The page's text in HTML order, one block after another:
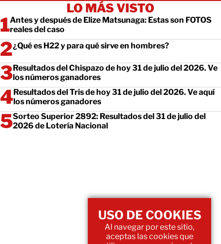
LO MÁS VISTO
Antes y después de Elize Matsunaga: Estas son FOTOS
reales del caso
¿Qué es H22 y para qué sirve en hombres?
Resultados del Chispazo de hoy 31 de julio del 2026. Ve
los números ganadores
Resultados del Tris de hoy 31 de julio del 2026. Ve aquí
los números ganadores
Sorteo Superior 2892: Resultados del 31 de julio del
2026 de Lotería Nacional
USO DE COOKIES
Al navegar por este sitio,
aceptas las cookies que